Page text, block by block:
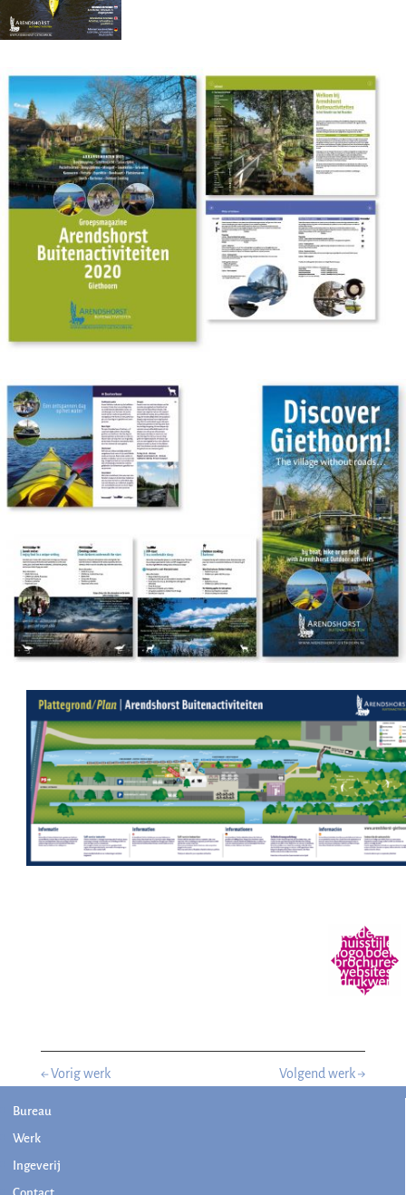
←Vorig werk Volgend werk→
Bureau
Werk
Ingeverij